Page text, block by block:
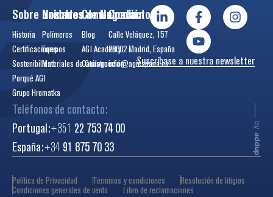
Sobre Nosotros
Historia
Certificaciones
Sostenibilidad
Porqué AGI
Grupo Hromatka
Unidades de Negocio
Polímeros
Equipos
Materiales de Construcción
Comunicación
Blog
AGI Academy
Catálogos
Contactos
Calle Veláquez, 157
28002 Madrid, España
info@agiespana.es
Suscríbase a nuestra newsletter
Teléfonos de contacto:
Portugal:+351 22 753 74 00
España:+34 91 875 70 33
by
addup
Política de Privacidad Términos y condiciones
Resolución de litigios
Condiciones generales de venta
Libro de reclamaciones